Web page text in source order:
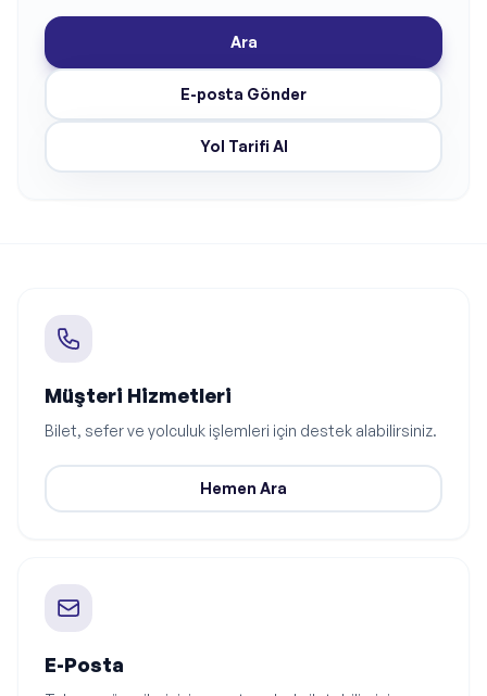
Ara
E-posta Gönder
Yol Tarifi Al
Müşteri Hizmetleri
Bilet, sefer ve yolculuk işlemleri için destek alabilirsiniz.
Hemen Ara
E-Posta